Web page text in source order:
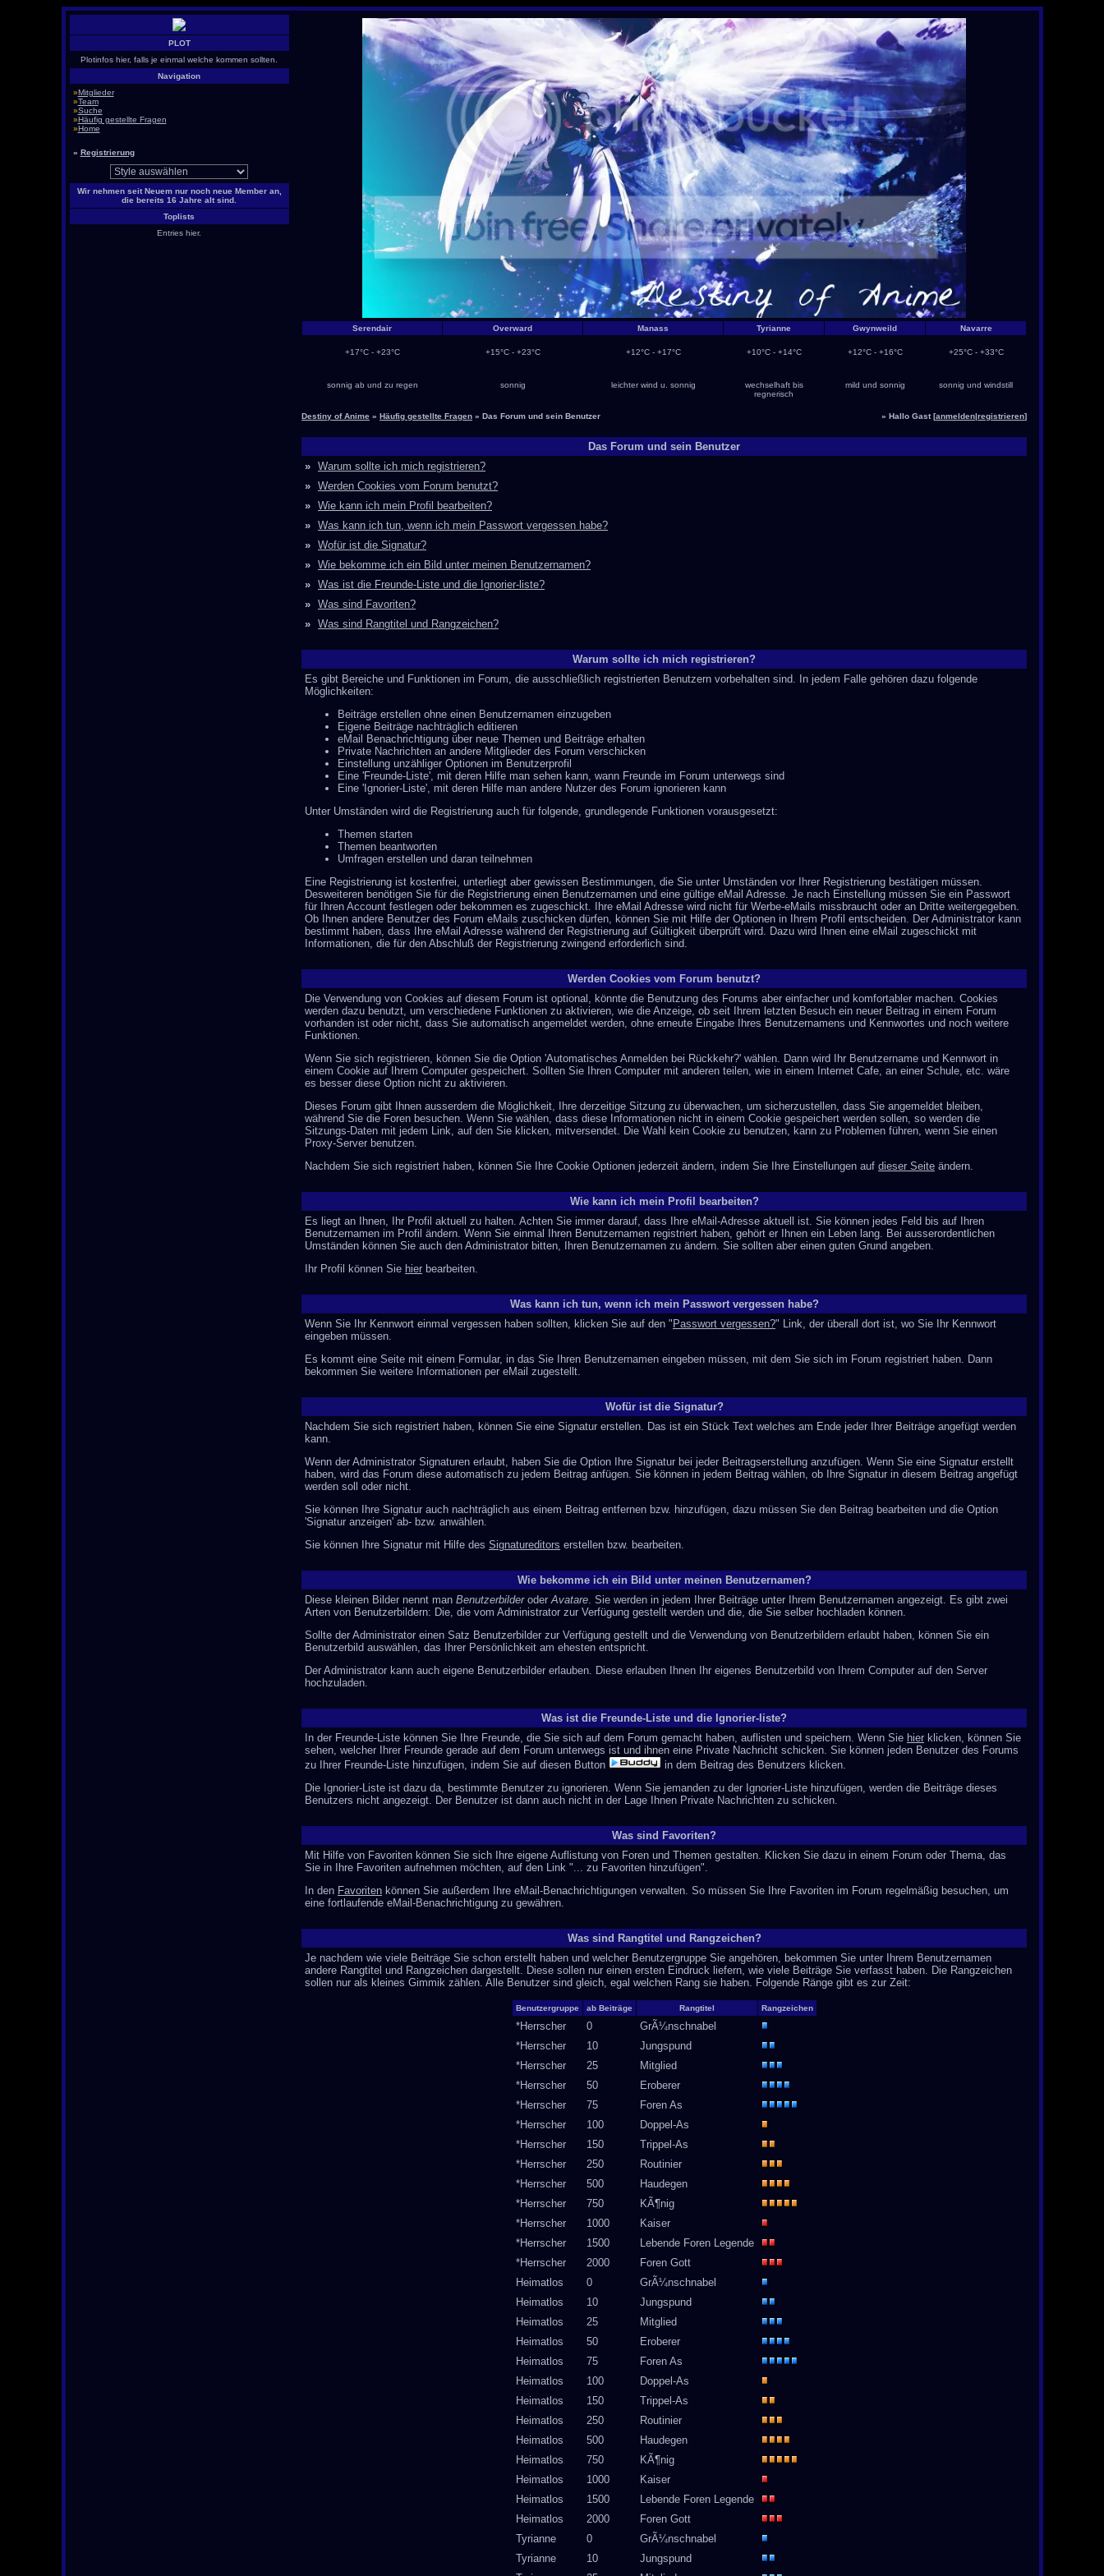
PLOT
Plotinfos hier, falls je einmal welche kommen sollten.
Navigation
»Mitglieder
»Team
»Suche
»Häufig gestellte Fragen
»Home
» Registrierung
Wir nehmen seit Neuem nur noch neue Member an,
die bereits 16 Jahre alt sind.
Toplists
Entries hier.
Serendair Overward Manass Tyrianne Gwynweild Navarre
+17°C - +23°C +15°C - +23°C +12°C - +17°C +10°C - +14°C +12°C - +16°C +25°C - +33°C
sonnig ab und zu regen sonnig leichter wind u. sonnig
wechselhaft bis
regnerisch
mild und sonnig sonnig und windstill
Destiny of Anime » Häufig gestellte Fragen » Das Forum und sein Benutzer » Hallo Gast [anmelden|registrieren]
Das Forum und sein Benutzer
» Warum sollte ich mich registrieren?
» Werden Cookies vom Forum benutzt?
» Wie kann ich mein Profil bearbeiten?
» Was kann ich tun, wenn ich mein Passwort vergessen habe?
» Wofür ist die Signatur?
» Wie bekomme ich ein Bild unter meinen Benutzernamen?
» Was ist die Freunde-Liste und die Ignorier-liste?
» Was sind Favoriten?
» Was sind Rangtitel und Rangzeichen?
Warum sollte ich mich registrieren?
Es gibt Bereiche und Funktionen im Forum, die ausschließlich registrierten Benutzern vorbehalten sind. In jedem Falle gehören dazu folgende
Möglichkeiten:
Beiträge erstellen ohne einen Benutzernamen einzugeben
Eigene Beiträge nachträglich editieren
eMail Benachrichtigung über neue Themen und Beiträge erhalten
Private Nachrichten an andere Mitglieder des Forum verschicken
Einstellung unzähliger Optionen im Benutzerprofil
Eine 'Freunde-Liste', mit deren Hilfe man sehen kann, wann Freunde im Forum unterwegs sind
Eine 'Ignorier-Liste', mit deren Hilfe man andere Nutzer des Forum ignorieren kann
Unter Umständen wird die Registrierung auch für folgende, grundlegende Funktionen vorausgesetzt:
Themen starten
Themen beantworten
Umfragen erstellen und daran teilnehmen
Eine Registrierung ist kostenfrei, unterliegt aber gewissen Bestimmungen, die Sie unter Umständen vor Ihrer Registrierung bestätigen müssen.
Desweiteren benötigen Sie für die Registrierung einen Benutzernamen und eine gültige eMail Adresse. Je nach Einstellung müssen Sie ein Passwort
für Ihren Account festlegen oder bekommen es zugeschickt. Ihre eMail Adresse wird nicht für Werbe-eMails missbraucht oder an Dritte weitergegeben.
Ob Ihnen andere Benutzer des Forum eMails zuschicken dürfen, können Sie mit Hilfe der Optionen in Ihrem Profil entscheiden. Der Administrator kann
bestimmt haben, dass Ihre eMail Adresse während der Registrierung auf Gültigkeit überprüft wird. Dazu wird Ihnen eine eMail zugeschickt mit
Informationen, die für den Abschluß der Registrierung zwingend erforderlich sind.
Werden Cookies vom Forum benutzt?
Die Verwendung von Cookies auf diesem Forum ist optional, könnte die Benutzung des Forums aber einfacher und komfortabler machen. Cookies
werden dazu benutzt, um verschiedene Funktionen zu aktivieren, wie die Anzeige, ob seit Ihrem letzten Besuch ein neuer Beitrag in einem Forum
vorhanden ist oder nicht, dass Sie automatisch angemeldet werden, ohne erneute Eingabe Ihres Benutzernamens und Kennwortes und noch weitere
Funktionen.
Wenn Sie sich registrieren, können Sie die Option 'Automatisches Anmelden bei Rückkehr?' wählen. Dann wird Ihr Benutzername und Kennwort in
einem Cookie auf Ihrem Computer gespeichert. Sollten Sie Ihren Computer mit anderen teilen, wie in einem Internet Cafe, an einer Schule, etc. wäre
es besser diese Option nicht zu aktivieren.
Dieses Forum gibt Ihnen ausserdem die Möglichkeit, Ihre derzeitige Sitzung zu überwachen, um sicherzustellen, dass Sie angemeldet bleiben,
während Sie die Foren besuchen. Wenn Sie wählen, dass diese Informationen nicht in einem Cookie gespeichert werden sollen, so werden die
Sitzungs-Daten mit jedem Link, auf den Sie klicken, mitversendet. Die Wahl kein Cookie zu benutzen, kann zu Problemen führen, wenn Sie einen
Proxy-Server benutzen.
Nachdem Sie sich registriert haben, können Sie Ihre Cookie Optionen jederzeit ändern, indem Sie Ihre Einstellungen auf dieser Seite ändern.
Wie kann ich mein Profil bearbeiten?
Es liegt an Ihnen, Ihr Profil aktuell zu halten. Achten Sie immer darauf, dass Ihre eMail-Adresse aktuell ist. Sie können jedes Feld bis auf Ihren
Benutzernamen im Profil ändern. Wenn Sie einmal Ihren Benutzernamen registriert haben, gehört er Ihnen ein Leben lang. Bei ausserordentlichen
Umständen können Sie auch den Administrator bitten, Ihren Benutzernamen zu ändern. Sie sollten aber einen guten Grund angeben.
Ihr Profil können Sie hier bearbeiten.
Was kann ich tun, wenn ich mein Passwort vergessen habe?
Wenn Sie Ihr Kennwort einmal vergessen haben sollten, klicken Sie auf den " Passwort vergessen?" Link, der überall dort ist, wo Sie Ihr Kennwort
eingeben müssen.
Es kommt eine Seite mit einem Formular, in das Sie Ihren Benutzernamen eingeben müssen, mit dem Sie sich im Forum registriert haben. Dann
bekommen Sie weitere Informationen per eMail zugestellt.
Wofür ist die Signatur?
Nachdem Sie sich registriert haben, können Sie eine Signatur erstellen. Das ist ein Stück Text welches am Ende jeder Ihrer Beiträge angefügt werden
kann.
Wenn der Administrator Signaturen erlaubt, haben Sie die Option Ihre Signatur bei jeder Beitragserstellung anzufügen. Wenn Sie eine Signatur erstellt
haben, wird das Forum diese automatisch zu jedem Beitrag anfügen. Sie können in jedem Beitrag wählen, ob Ihre Signatur in diesem Beitrag angefügt
werden soll oder nicht.
Sie können Ihre Signatur auch nachträglich aus einem Beitrag entfernen bzw. hinzufügen, dazu müssen Sie den Beitrag bearbeiten und die Option
'Signatur anzeigen' ab- bzw. anwählen.
Sie können Ihre Signatur mit Hilfe des Signatureditors erstellen bzw. bearbeiten.
Wie bekomme ich ein Bild unter meinen Benutzernamen?
Diese kleinen Bilder nennt man BenutzerbilderoderAvatare. Sie werden in jedem Ihrer Beiträge unter Ihrem Benutzernamen angezeigt. Es gibt zwei
Arten von Benutzerbildern: Die, die vom Administrator zur Verfügung gestellt werden und die, die Sie selber hochladen können.
Sollte der Administrator einen Satz Benutzerbilder zur Verfügung gestellt und die Verwendung von Benutzerbildern erlaubt haben, können Sie ein
Benutzerbild auswählen, das Ihrer Persönlichkeit am ehesten entspricht.
Der Administrator kann auch eigene Benutzerbilder erlauben. Diese erlauben Ihnen Ihr eigenes Benutzerbild von Ihrem Computer auf den Server
hochzuladen.
Was ist die Freunde-Liste und die Ignorier-liste?
In der Freunde-Liste können Sie Ihre Freunde, die Sie sich auf dem Forum gemacht haben, auflisten und speichern. Wenn Sie hier klicken, können Sie
sehen, welcher Ihrer Freunde gerade auf dem Forum unterwegs ist und ihnen eine Private Nachricht schicken. Sie können jeden Benutzer des Forums
zu Ihrer Freunde-Liste hinzufügen, indem Sie auf diesen Button
in dem Beitrag des Benutzers klicken.
Die Ignorier-Liste ist dazu da, bestimmte Benutzer zu ignorieren. Wenn Sie jemanden zu der Ignorier-Liste hinzufügen, werden die Beiträge dieses
Benutzers nicht angezeigt. Der Benutzer ist dann auch nicht in der Lage Ihnen Private Nachrichten zu schicken.
Was sind Favoriten?
Mit Hilfe von Favoriten können Sie sich Ihre eigene Auflistung von Foren und Themen gestalten. Klicken Sie dazu in einem Forum oder Thema, das
Sie in Ihre Favoriten aufnehmen möchten, auf den Link "... zu Favoriten hinzufügen".
In den Favoriten können Sie außerdem Ihre eMail-Benachrichtigungen verwalten. So müssen Sie Ihre Favoriten im Forum regelmäßig besuchen, um
eine fortlaufende eMail-Benachrichtigung zu gewähren.
Was sind Rangtitel und Rangzeichen?
Je nachdem wie viele Beiträge Sie schon erstellt haben und welcher Benutzergruppe Sie angehören, bekommen Sie unter Ihrem Benutzernamen
andere Rangtitel und Rangzeichen dargestellt. Diese sollen nur einen ersten Eindruck liefern, wie viele Beiträge Sie verfasst haben. Die Rangzeichen
sollen nur als kleines Gimmik zählen. Alle Benutzer sind gleich, egal welchen Rang sie haben. Folgende Ränge gibt es zur Zeit:
Benutzergruppe ab Beiträge Rangtitel Rangzeichen
*Herrscher 0
GrÃ¼nschnabel
*Herrscher
10
Jungspund
*Herrscher
25
Mitglied
*Herrscher
50
Eroberer
*Herrscher
75
Foren As
*Herrscher
100
Doppel-As
*Herrscher
150
Trippel-As
*Herrscher
250
Routinier
*Herrscher
500
Haudegen
*Herrscher
750
KÃ¶nig
*Herrscher
1000
Kaiser
*Herrscher
1500
Lebende Foren Legende
*Herrscher
2000
Foren Gott
Heimatlos
0
GrÃ¼nschnabel
Heimatlos
10
Jungspund
Heimatlos
25
Mitglied
Heimatlos
50
Eroberer
Heimatlos
75
Foren As
Heimatlos
100
Doppel-As
Heimatlos
150
Trippel-As
Heimatlos
250
Routinier
Heimatlos
500
Haudegen
Heimatlos
750
KÃ¶nig
Heimatlos
1000
Kaiser
Heimatlos
1500
Lebende Foren Legende
Heimatlos
2000
Foren Gott
Tyrianne
0
GrÃ¼nschnabel
Tyrianne
10
Jungspund